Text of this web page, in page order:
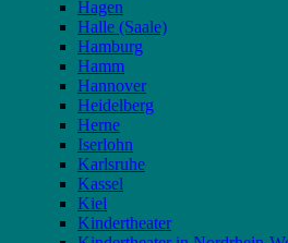
Hagen
Halle (Saale)
Hamburg
Hamm
Hannover
Heidelberg
Herne
Iserlohn
Karlsruhe
Kassel
Kiel
Kindertheater